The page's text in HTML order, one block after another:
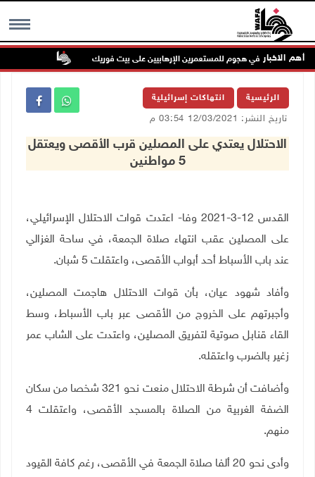
MENU أهم الاخبار
إصابتان في هجوم للمستعمرين الإرهابيين على بيت فوريك
الرئيسية انتهاكات إسرائيلية
تاريخ النشر: 12/03/2021 03:54 م
الاحتلال يعتدي على المصلين قرب الأقصى ويعتقل
5 مواطنين
القدس 12-3-2021 وفا- اعتدت قوات الاحتلال الإسرائيلي،
على المصلين عقب انتهاء صلاة الجمعة، في ساحة الغزالي
عند باب الأسباط أحد أبواب الأقصى، واعتقلت 5 شبان.
وأفاد شهود عيان، بأن قوات الاحتلال هاجمت المصلين،
وأجبرتهم على الخروج من الأقصى عبر باب الأسباط، وسط
القاء قنابل صوتية لتفريق المصلين، واعتدت على الشاب عمر
زغير بالضرب واعتقله.
وأضافت أن شرطة الاحتلال منعت نحو 321 شخصا من سكان
الضفة الغربية من الصلاة بالمسجد الأقصى، واعتقلت 4
منهم.
وأدى نحو 20 ألفا صلاة الجمعة في الأقصى، رغم كافة القيود